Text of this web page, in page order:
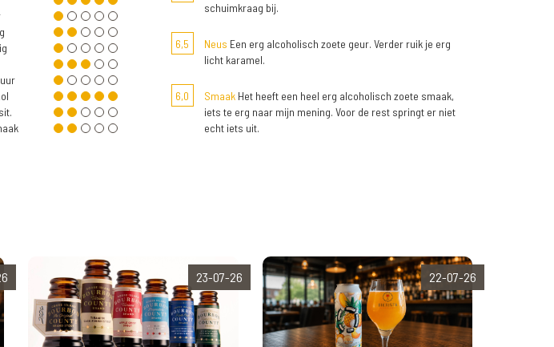
schuimkraag bij.
6,5 Neus Een erg alcoholisch zoete geur. Verder ruik je erg
licht karamel.
6,0 SmaakHet heeft een heel erg alcoholisch zoete smaak,
iets te erg naar mijn mening. Voor de rest springt er niet
echt iets uit.
23-07-26 22-07-26